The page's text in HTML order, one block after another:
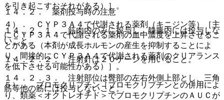
１４．２． 薬剤投与時の注意
１４．２．１． 筋肉内のみに投与し、静脈内には投与しな
いこと。
１４．２．２． 注射針は２０ゲージを用いること。
１４．２．３． 注射部位は臀部の左右外側上部とし、三角
筋等他の筋には投与しないこと。
を引き起こすおそれがある）］。
４）． ＣＹＰ３Ａ４で代謝される薬剤（キニジン等）［主
にＣＹＰ３Ａ４で代謝される薬剤の血中濃度を上昇させるこ
とがある（本剤が成長ホルモンの産生を抑制することによ
り、間接的にＣＹＰ３Ａ４で代謝される薬剤のクリアランス
を低下させる可能性がある）］。
５）． ブロモクリプチン［ブロモクリプチンとの併用によ
り、類薬＜オクトレオチド＞でブロモクリプチンのＡＵＣが